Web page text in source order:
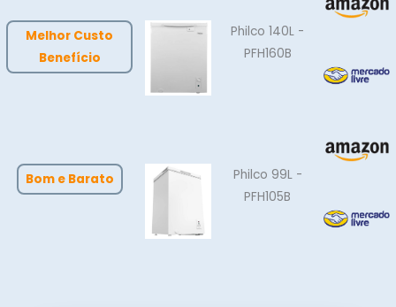
Melhor Custo
Benefício
Philco 140L -
PFH160B
Bom e Barato
Philco 99L -
PFH105B